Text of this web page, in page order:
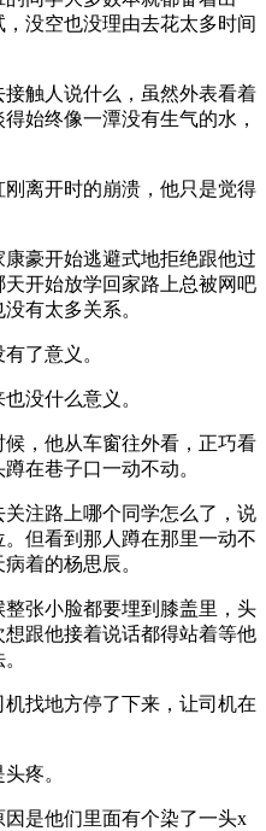
没空也没理由去花太多时间
触人说什么，虽然外表看着
始终像一潭没有生气的水，
离开时的崩溃，他只是觉得
豪开始逃避式地拒绝跟他过
开始放学回家路上总被网吧
有太多关系。
了意义。
没什么意义。
，他从车窗往外看，正巧看
在巷子口一动不动。
注路上哪个同学怎么了，说
但看到那人蹲在那里一动不
着的杨思辰。
张小脸都要埋到膝盖里，头
跟他接着说话都得站着等他
找地方停了下来，让司机在
疼。
是他们里面有个染了一头x